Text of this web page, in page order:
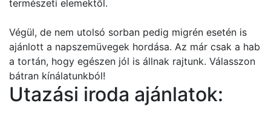
természeti elemektől.
Végül, de nem utolsó sorban pedig migrén esetén is
ajánlott a napszemüvegek hordása. Az már csak a hab
a tortán, hogy egészen jól is állnak rajtunk. Válasszon
bátran kínálatunkból!
Utazási iroda ajánlatok: